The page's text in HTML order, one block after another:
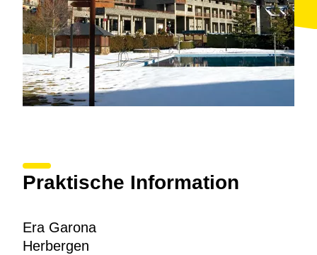
Praktische Information
Era Garona
Herbergen